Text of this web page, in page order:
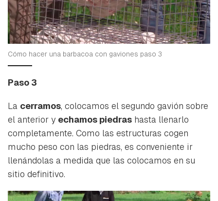
Cómo hacer una barbacoa con gaviones paso 3
Paso 3
La cerramos, colocamos el segundo gavión sobre
el anterior y echamos piedras hasta llenarlo
completamente. Como las estructuras cogen
mucho peso con las piedras, es conveniente ir
llenándolas a medida que las colocamos en su
sitio definitivo.